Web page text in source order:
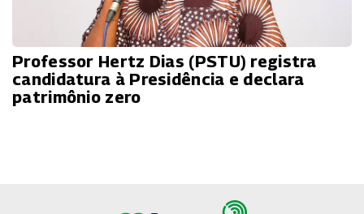
Professor Hertz Dias (PSTU) registra
candidatura à Presidência e declara
patrimônio zero